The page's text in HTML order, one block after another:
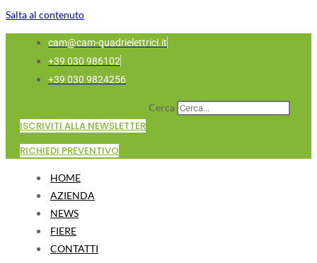
Salta al contenuto
cam@cam-quadrielettrici.it
+39 030 986102
+39 030 9824256
Cerca
ISCRIVITI ALLA NEWSLETTER
RICHIEDI PREVENTIVO
HOME
AZIENDA
NEWS
FIERE
CONTATTI